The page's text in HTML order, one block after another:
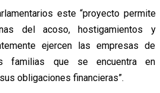
este “proyecto permite
del acoso, hostigamientos y
ejercen las empresas de
familias que se encuentra en
obligaciones financieras”.